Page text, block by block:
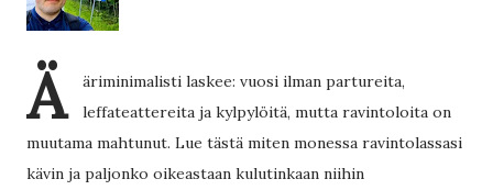
Ä
äriminimalisti laskee: vuosi ilman partureita,
leffateattereita ja kylpylöitä, mutta ravintoloita on
muutama mahtunut. Lue tästä miten monessa ravintolassasi
kävin ja paljonko oikeastaan kulutinkaan niihin